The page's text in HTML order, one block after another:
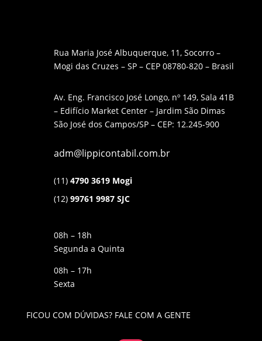
Rua Maria José Albuquerque, 11, Socorro –
Mogi das Cruzes – SP – CEP 08780-820 – Brasil
Av. Eng. Francisco José Longo, nº 149, Sala 41B
– Edifício Market Center – Jardim São Dimas
São José dos Campos/SP – CEP: 12.245-900
adm@lippicontabil.com.br
(11) 4790 3619 Mogi
(12) 99761 9987 SJC
08h – 18h
Segunda a Quinta
08h – 17h
Sexta
FICOU COM DÚVIDAS? FALE COM A GENTE